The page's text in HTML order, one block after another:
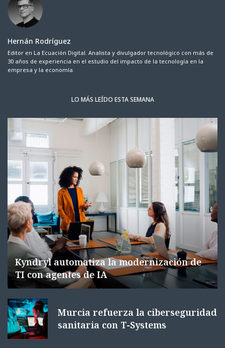
Hernán Rodríguez
Editor en La Ecuación Digital. Analista y divulgador tecnológico con más de
30 años de experiencia en el estudio del impacto de la tecnología en la
empresa y la economía.
LO MÁS LEÍDO ESTA SEMANA
Kyndryl automatiza la modernización de
TI con agentes de IA
Murcia refuerza la ciberseguridad
sanitaria con T-Systems